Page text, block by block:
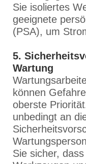
Sie isoliertes
geeignete
(PSA), um
5.
Wartung
können
oberste
unbedingt an
Sie sicher,